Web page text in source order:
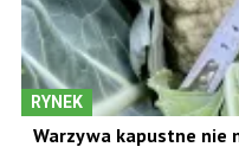
RYNEK
Warzywa kapustne nie